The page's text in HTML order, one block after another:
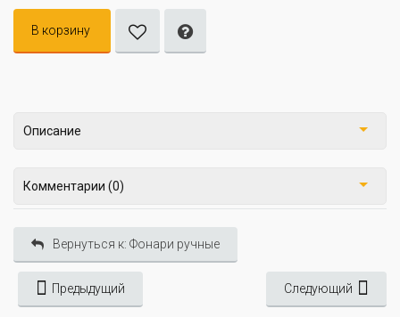
В корзину
Описание
Комментарии (0)
Вернуться к: Фонари ручные
Предыдущий Следующий